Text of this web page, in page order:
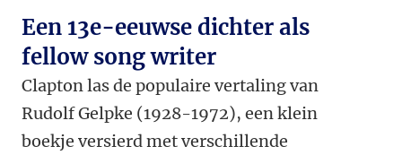
Een 13e-eeuwse dichter als
fellow song writer
Clapton las de populaire vertaling van
Rudolf Gelpke (1928-1972), een klein
boekje versierd met verschillende